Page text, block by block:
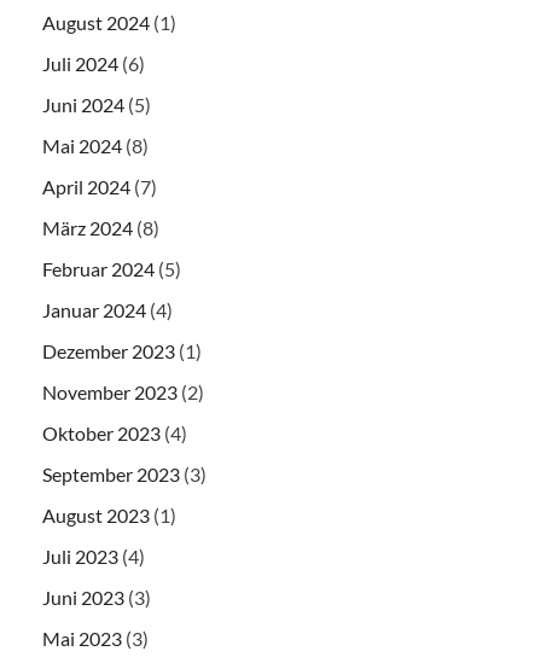
August 2024 (1)
Juli 2024 (6)
Juni 2024 (5)
Mai 2024 (8)
April 2024 (7)
März 2024 (8)
Februar 2024 (5)
Januar 2024 (4)
Dezember 2023 (1)
November 2023 (2)
Oktober 2023 (4)
September 2023 (3)
August 2023 (1)
Juli 2023 (4)
Juni 2023 (3)
Mai 2023 (3)